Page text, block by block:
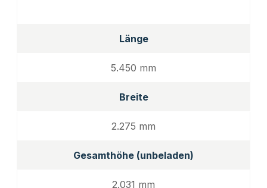
Länge
5.450 mm
Breite
2.275 mm
Gesamthöhe (unbeladen)
2.031 mm